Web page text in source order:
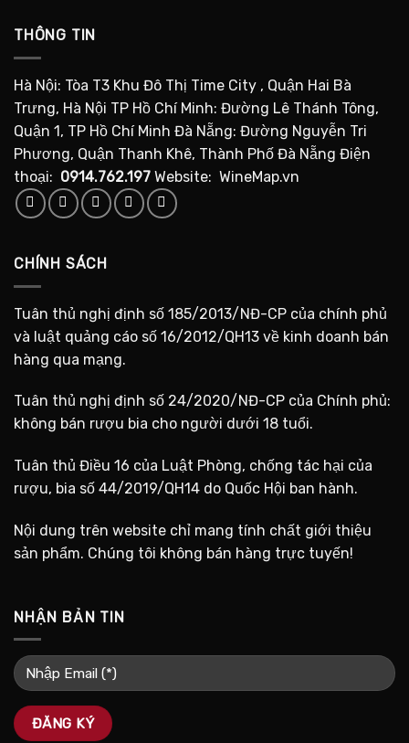
THÔNG TIN
Hà Nội: Tòa T3 Khu Đô Thị Time City , Quận Hai Bà
Trưng, Hà Nội TP Hồ Chí Minh: Đường Lê Thánh Tông,
Quận 1, TP Hồ Chí Minh Đà Nẵng: Đường Nguyễn Tri
Phương, Quận Thanh Khê, Thành Phố Đà Nẵng Điện
thoại: 0914.762.197 Website: WineMap.vn
CHÍNH SÁCH
Tuân thủ nghị định số 185/2013/NĐ-CP của chính phủ
và luật quảng cáo số 16/2012/QH13 về kinh doanh bán
hàng qua mạng.
Tuân thủ nghị định số 24/2020/NĐ-CP của Chính phủ:
không bán rượu bia cho người dưới 18 tuổi.
Tuân thủ Điều 16 của Luật Phòng, chống tác hại của
rượu, bia số 44/2019/QH14 do Quốc Hội ban hành.
Nội dung trên website chỉ mang tính chất giới thiệu
sản phẩm. Chúng tôi không bán hàng trực tuyến!
NHẬN BẢN TIN